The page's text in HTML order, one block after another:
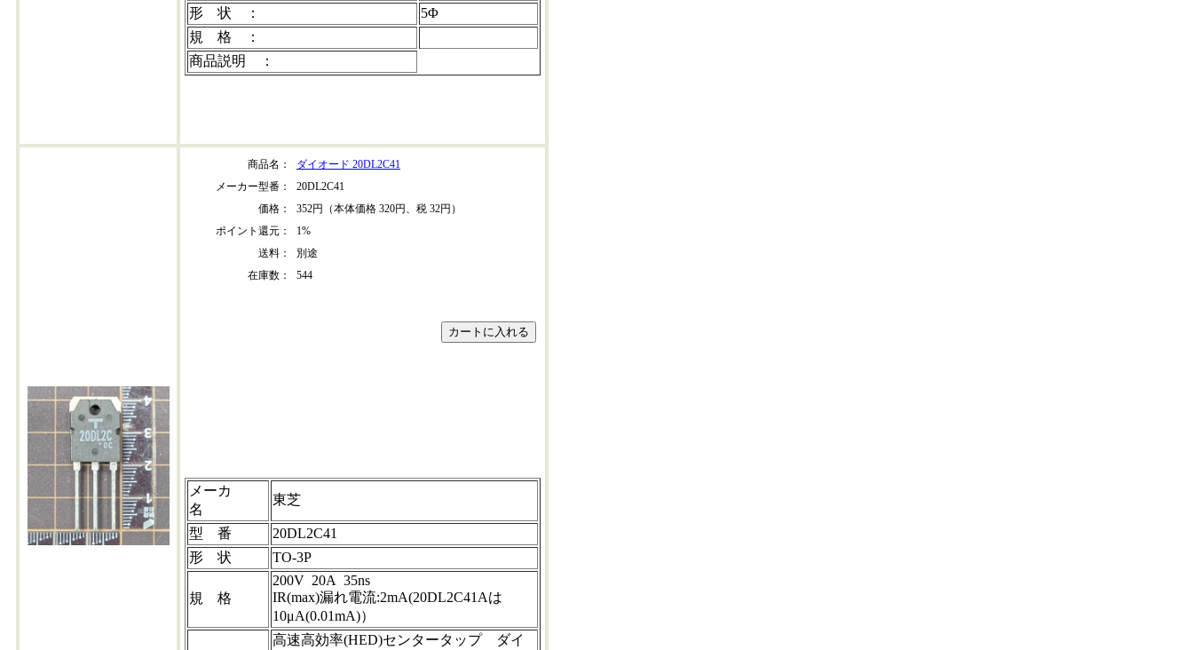
形 状 ：
5Φ
規 格 ：
商品説明 ：
商品名：
ダイオード 20DL2C41
メーカー型番：
20DL2C41
価格：
352円（本体価格 320円、税 32円）
ポイント還元：
1%
送料：
別途
在庫数：
544
メーカ
名
東芝
型 番
20DL2C41
形 状
TO-3P
規 格
200V 20A 35ns
IR(max)漏れ電流:2mA(20DL2C41Aは
10μA(0.01mA)）
高速高効率(HED)センタータップ ダイ